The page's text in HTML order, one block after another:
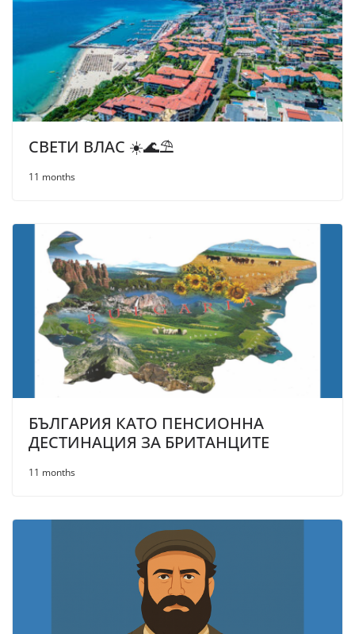
СВЕТИ ВЛАС ☀️🌊⛱
11 months
БЪЛГАРИЯ КАТО ПЕНСИОННА
ДЕСТИНАЦИЯ ЗА БРИТАНЦИТЕ
11 months